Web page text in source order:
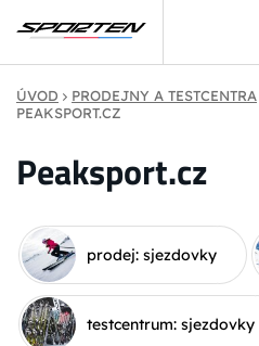
ÚVOD PRODEJNY A TESTCENTRA
PEAKSPORT.CZ
Peaksport.cz
prodej: sjezdovky
testcentrum: sjezdovky